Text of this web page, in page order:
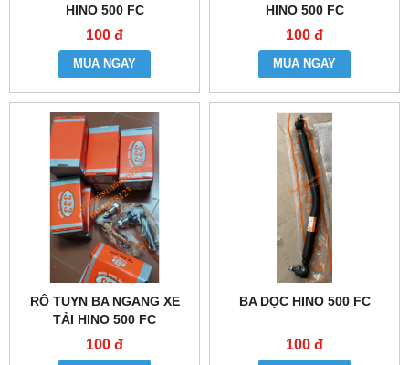
HINO 500 FC
100 đ
MUA NGAY
HINO 500 FC
100 đ
MUA NGAY
RÔ TUYN BA NGANG XE
TẢI HINO 500 FC
100 đ
BA DỌC HINO 500 FC
100 đ